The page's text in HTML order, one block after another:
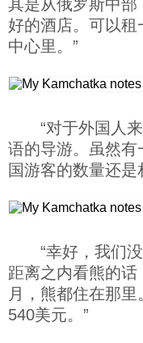
其是从俄罗斯中
好的酒店。可以
中心里。”
“对于外国人
语的导游。虽然
国游客的数量还是
“幸好，我们
距离之内看熊的
月，熊都住在那
540美元。”